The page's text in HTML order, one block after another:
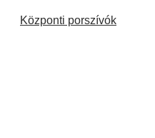
Központi porszívók